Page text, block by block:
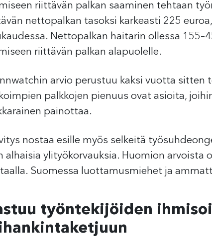
riittävän palkan saaminen tehtaan
nettopalkan tasoksi karkeasti 225
Nettopalkan haitarin ollessa
riittävän palkan alapuolelle.
arvio perustuu kaksi vuotta
palkkojen pienuus ovat asioita,
painottaa.
nostaa esille myös selkeitä
alhaisia ylityökorvauksia. Huomion
Suomessa luottamusmiehet ja
työntekijöiden